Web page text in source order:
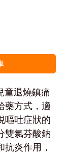
童退燒鎮痛
藥方式，適
嘔吐症狀的
雙氯芬酸鈉
抗炎作用，